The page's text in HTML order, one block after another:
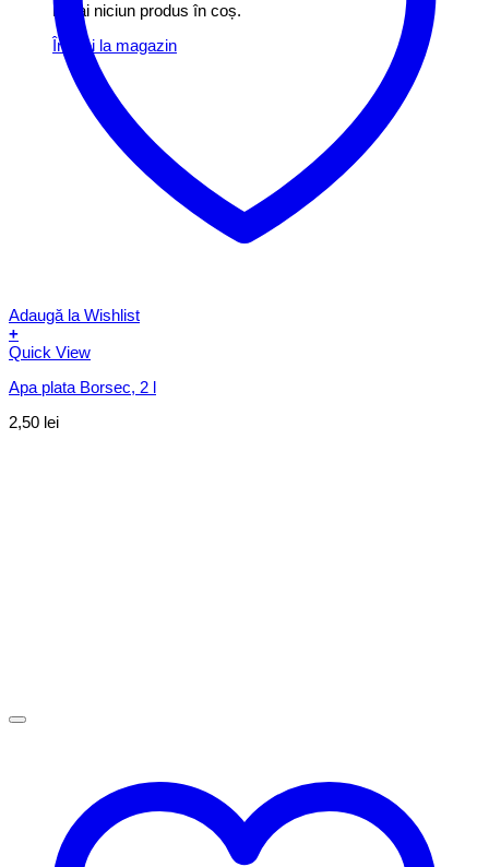
Nu ai niciun produs în coș.
Înapoi la magazin
Adaugă la Wishlist
+
Quick View
Apa plata Borsec, 2 l
2,50 lei